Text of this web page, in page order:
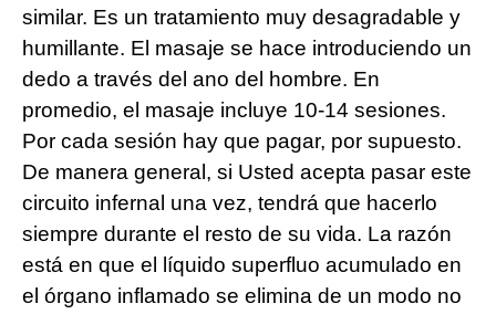
similar. Es un tratamiento muy desagradable y
humillante. El masaje se hace introduciendo un
dedo a través del ano del hombre. En
promedio, el masaje incluye 10-14 sesiones.
Por cada sesión hay que pagar, por supuesto.
De manera general, si Usted acepta pasar este
circuito infernal una vez, tendrá que hacerlo
siempre durante el resto de su vida. La razón
está en que el líquido superfluo acumulado en
el órgano inflamado se elimina de un modo no